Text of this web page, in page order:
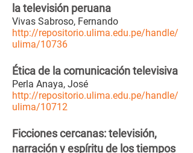
la televisión peruana
Vivas Sabroso, Fernando
http://repositorio.ulima.edu.pe/handle/
ulima/10736
Ética de la comunicación televisiva
Perla Anaya, José
http://repositorio.ulima.edu.pe/handle/
ulima/10712
Ficciones cercanas: televisión,
narración y espíritu de los tiempos